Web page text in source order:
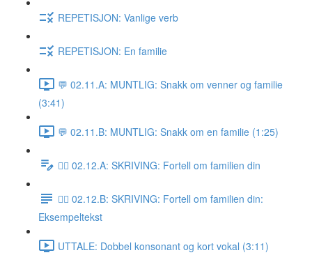
REPETISJON: Vanlige verb
REPETISJON: En familie
💬 02.11.A: MUNTLIG: Snakk om venner og familie
(3:41)
💬 02.11.B: MUNTLIG: Snakk om en familie (1:25)
✍🏼 02.12.A: SKRIVING: Fortell om familien din
✍🏼 02.12.B: SKRIVING: Fortell om familien din:
Eksempeltekst
UTTALE: Dobbel konsonant og kort vokal (3:11)